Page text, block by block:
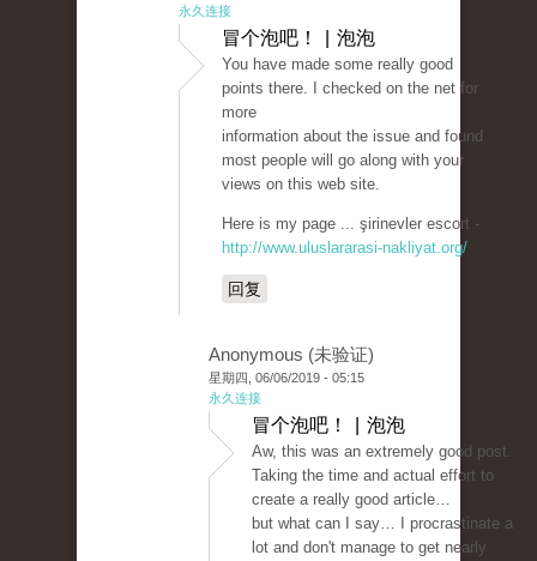
永久连接
冒个泡吧！ | 泡泡
You have made some really good
points there. I checked on the net for
more
information about the issue and found
most people will go along with your
views on this web site.
Here is my page ... şirinevler escort -
http://www.uluslararasi-nakliyat.org/
回复
Anonymous (未验证)
星期四, 06/06/2019 - 05:15
永久连接
冒个泡吧！ | 泡泡
Aw, this was an extremely good post.
Taking the time and actual effort to
create a really good article…
but what can I say… I procrastinate a
lot and don't manage to get nearly